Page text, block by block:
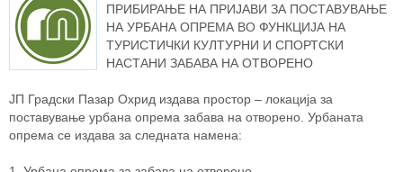
ПРИБИРАЊЕ НА ПРИЈАВИ ЗА ПОСТАВУВАЊЕ
НА УРБАНА ОПРЕМА ВО ФУНКЦИЈА НА
ТУРИСТИЧКИ КУЛТУРНИ И СПОРТСКИ
НАСТАНИ ЗАБАВА НА ОТВОРЕНО
ЈП Градски Пазар Охрид издава простор – локација за
поставување урбана опрема забава на отворено. Урбаната
опрема се издава за следната намена: